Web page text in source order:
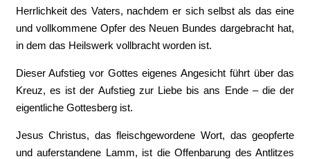
Herrlichkeit des Vaters, nachdem er sich selbst als das eine
und vollkommene Opfer des Neuen Bundes dargebracht hat,
in dem das Heilswerk vollbracht worden ist.
Dieser Aufstieg vor Gottes eigenes Angesicht führt über das
Kreuz, es ist der Aufstieg zur Liebe bis ans Ende – die der
eigentliche Gottesberg ist.
Jesus Christus, das fleischgewordene Wort, das geopferte
und auferstandene Lamm, ist die Offenbarung des Antlitzes